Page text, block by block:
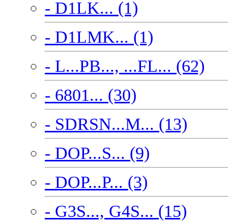
- D1LK... (1)
- D1LMK... (1)
- L...PB..., ...FL... (62)
- 6801... (30)
- SDRSN...M... (13)
- DOP...S... (9)
- DOP...P... (3)
- G3S..., G4S... (15)